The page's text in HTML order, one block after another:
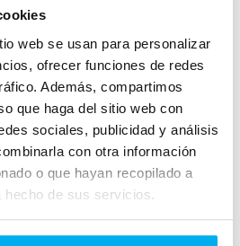
web se usan para personalizar
ofrecer funciones de redes
Además, compartimos
que haga del sitio web con
sociales, publicidad y análisis
con otra información
o que hayan recopilado a
hecho de sus servicios.
de las
camión o la menor
posterior de la que
Si estas
se tienen en cuenta,
se incrementa de forma